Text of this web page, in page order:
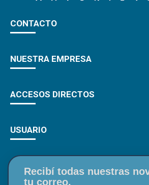
CONTACTO
NUESTRA EMPRESA
ACCESOS DIRECTOS
USUARIO
Recibí todas nuestras
tu correo.